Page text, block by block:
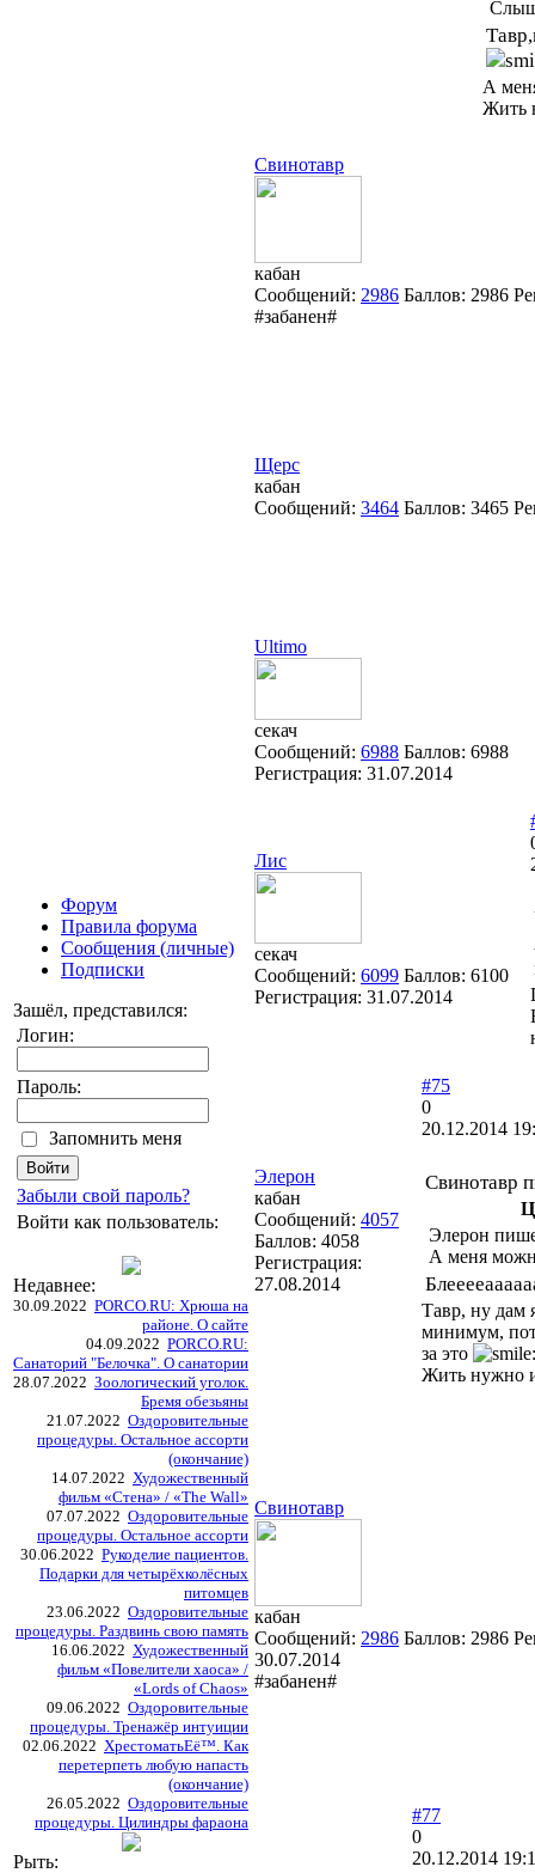
Форум
Правила форума
Сообщения (личные)
Подписки
Зашёл, представился:
Логин:
Пароль:
Запомнить меня
Забыли свой пароль?
Войти как пользователь:
Недавнее:
30.09.2022 PORCO.RU: Хрюша на
районе. О сайте
04.09.2022 PORCO.RU:
Санаторий "Белочка". О санатории
28.07.2022 Зоологический уголок.
Бремя обезьяны
21.07.2022 Оздоровительные
процедуры. Остальное ассорти
(окончание)
14.07.2022 Художественный
фильм «Стена» / «The Wall»
07.07.2022 Оздоровительные
процедуры. Остальное ассорти
30.06.2022 Рукоделие пациентов.
Подарки для четырёхколёсных
питомцев
23.06.2022 Оздоровительные
процедуры. Раздвинь свою память
16.06.2022 Художественный
фильм «Повелители хаоса» /
«Lords of Chaos»
09.06.2022 Оздоровительные
процедуры. Тренажёр интуиции
02.06.2022 ХрестоматьЕё™. Как
перетерпеть любую напасть
(окончание)
26.05.2022 Оздоровительные
процедуры. Цилиндры фараона
Рыть:
А
Жить
Свинотавр
кабан
Сообщений: 2986 Баллов: 2986
#забанен#
Щерс
кабан
Сообщений: 3464 Баллов: 3465
Ultimo
секач
Сообщений: 6988 Баллов: 6988
Регистрация: 31.07.2014
Лис
секач
Сообщений: 6099 Баллов: 6100
Регистрация: 31.07.2014
Элерон
кабан
Сообщений: 4057
Баллов: 4058
Регистрация:
27.08.2014
#75
0
20.12.2014
Свинотавр
Элерон
А меня
Тавр, ну дам
минимум,
за это
Жить нужно
Свинотавр
кабан
Сообщений: 2986 Баллов: 2986
30.07.2014
#забанен#
#77
0
20.12.2014